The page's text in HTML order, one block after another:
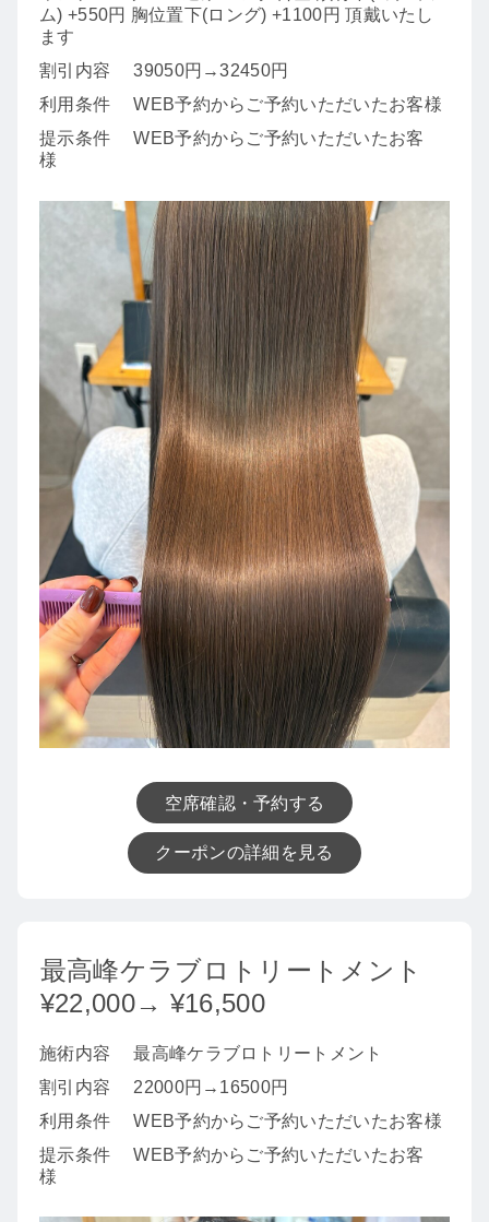
ム) +550円 胸位置下(ロング) +1100円 頂戴いたし
ます
割引内容
39050円→32450円
利用条件
WEB予約からご予約いただいたお客様
提示条件
WEB予約からご予約いただいたお客
様
空席確認・予約する
クーポンの詳細を見る
最高峰ケラブロトリートメント
¥22,000→ ¥16,500
施術内容
最高峰ケラブロトリートメント
割引内容
22000円→16500円
利用条件
WEB予約からご予約いただいたお客様
提示条件
WEB予約からご予約いただいたお客
様